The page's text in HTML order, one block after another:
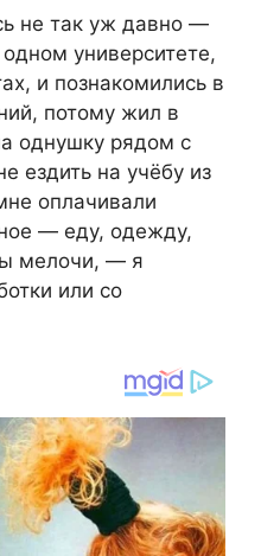
не так уж давно —
университете,
и познакомились в
потому жил в
однушку рядом с
ездить на учёбу из
оплачивали
— еду, одежду,
мелочи, — я
или со